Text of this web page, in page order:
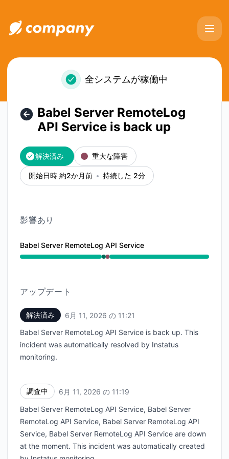
全システムが稼働中
Babel Server RemoteLog
API Service is back up
解決済み 重大な障害
開始日時 約2か月前 持続した 2分
影響あり
Babel Server RemoteLog API Service
稼働中 から 11:19 AM ～ 11:19 AM, 重大な障害 から
アップデート
解決済み 6月 11, 2026 の 11:21
Babel Server RemoteLog API Service is back up. This
incident was automatically resolved by Instatus
monitoring.
調査中 6月 11, 2026 の 11:19
Babel Server RemoteLog API Service, Babel Server
RemoteLog API Service, Babel Server RemoteLog API
Service, Babel Server RemoteLog API Service are down
at the moment. This incident was automatically created